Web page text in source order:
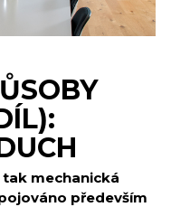
tak mechanická
především